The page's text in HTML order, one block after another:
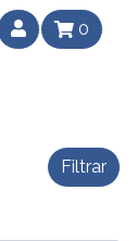
0
Filtrar